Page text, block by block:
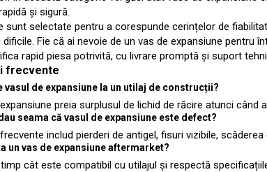
și sigură.
sunt selectate pentru a corespunde cerințelor de
Fie că ai nevoie de un vas de expansiune pentru
rapid piesa potrivită, cu livrare promptă și suport
frecvente
vasul de expansiune la un utilaj de construcții?
preia surplusul de lichid de răcire atunci
seama că vasul de expansiune este defect?
includ pierderi de antigel, fisuri vizibile,
un vas de expansiune aftermarket?
cât este compatibil cu utilajul și respectă